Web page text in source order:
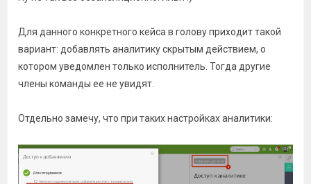
Для данного конкретного кейса в голову приходит такой
вариант: добавлять аналитику скрытым действием, о
котором уведомлен только исполнитель. Тогда другие
члены команды ее не увидят.
Отдельно замечу, что при таких настройках аналитики: